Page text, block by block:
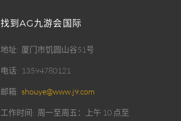
找到AG九游会国际
地址 厦门市饥圆山谷51号
电话 13594780121
邮箱 shouye@www.j9.com
工作时间 周一至周五：上午 10 点至